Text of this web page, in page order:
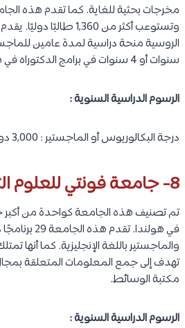
مخرجات بحثية للغاية. كما تقدم هذه
وتستوعب أكثر من 1,360
سنوات أو 4 سنوات في برامج الدكتوراه في هذه الجامعة.
الرسوم الدراسية السنوية :
درجة البكالوريوس أو الماجستير : 3,000 دولار.
8- جامعة فونتي للعلوم التطبيقية :
تم تصنيف هذه الجامعة كواحدة من أكبر
في هولندا. تقدم
والماجستير باللغة الإنجليزية. كما أنها
تهدف إلى جمع المعلومات المتعلقة
مكتبة الوسائط.
الرسوم الدراسية السنوية :